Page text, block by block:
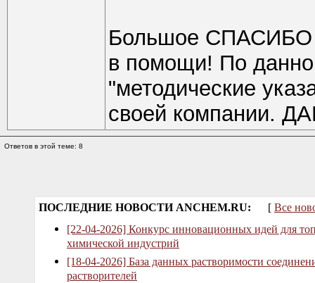
Большое СПАСИБО
в помощи! По
"методические
своей компании.
Ответов в этой теме: 8
ПОСЛЕДНИЕ НОВОСТИ ANCHEM.RU: [ Все
[22-04-2026] Конкурс инновационных идей для
химической индустрий
[18-04-2026] База данных растворимости
растворителей